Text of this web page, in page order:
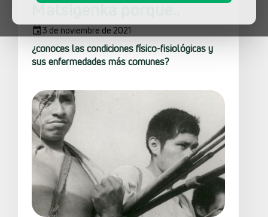
Matsigenka porque..
3 de noviembre de 2021
¿conoces las condiciones físico-fisiológicas y
sus enfermedades más comunes?